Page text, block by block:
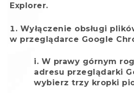
Explorer.
Wyłączenie obsługi
w przeglądarce Google
W prawy górnym
adresu przeglądarki
wybierz trzy kropki